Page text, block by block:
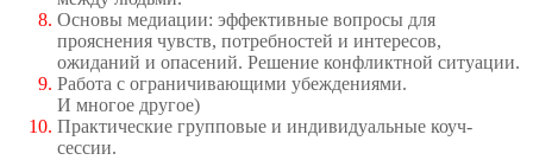
Основы медиации: эффективные вопросы для
прояснения чувств, потребностей и интересов,
ожиданий и опасений. Решение конфликтной ситуации.
Работа с ограничивающими убеждениями.
И многое другое)
Практические групповые и индивидуальные коуч-
сессии.